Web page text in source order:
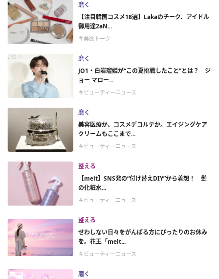
磨く
【注目韓国コスメ18選】Lakaのチーク、アイドル
御用達2aN...
＃美欲トーク
磨く
JO1・白岩瑠姫が“この夏挑戦したこと”とは？ ジ
ョー マロー...
＃ビューティーニュース
磨く
美容医療か、コスメデコルテか。エイジングケア
クリームもここまで...
＃ビューティーニュース
整える
【melt】SNS発の“付け替えDIY”から着想！ 髪
の化粧水...
＃ビューティーニュース
整える
せわしない日々をがんばる方にぴったりのお休み
を。花王「melt...
＃ビューティーニュース
磨く